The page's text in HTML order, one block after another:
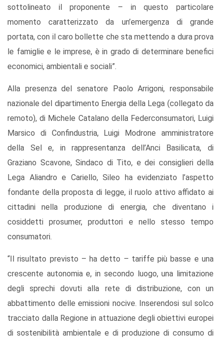
sottolineato il proponente – in questo particolare
momento caratterizzato da un’emergenza di grande
portata, con il caro bollette che sta mettendo a dura prova
le famiglie e le imprese, è in grado di determinare benefici
economici, ambientali e sociali”.
Alla presenza del senatore Paolo Arrigoni, responsabile
nazionale del dipartimento Energia della Lega (collegato da
remoto), di Michele Catalano della Federconsumatori, Luigi
Marsico di Confindustria, Luigi Modrone amministratore
della Sel e, in rappresentanza dell’Anci Basilicata, di
Graziano Scavone, Sindaco di Tito, e dei consiglieri della
Lega Aliandro e Cariello, Sileo ha evidenziato l’aspetto
fondante della proposta di legge, il ruolo attivo affidato ai
cittadini nella produzione di energia, che diventano i
cosiddetti prosumer, produttori e nello stesso tempo
consumatori.
“Il risultato previsto – ha detto – tariffe più basse e una
crescente autonomia e, in secondo luogo, una limitazione
degli sprechi dovuti alla rete di distribuzione, con un
abbattimento delle emissioni nocive. Inserendosi sul solco
tracciato dalla Regione in attuazione degli obiettivi europei
di sostenibilità ambientale e di produzione di consumo di